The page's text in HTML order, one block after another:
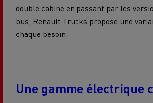
double cabine en passant par les
bus, Renault Trucks propose une
chaque besoin.
Une gamme électrique